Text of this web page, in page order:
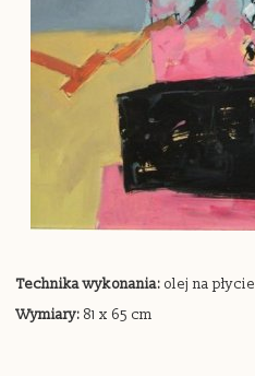
Technika wykonania: olej na płycie
Wymiary: 81 x 65 cm